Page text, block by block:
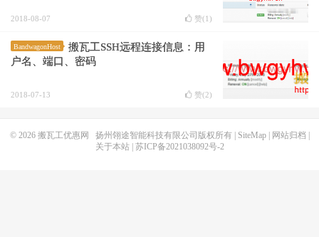
2018-08-07 赞(1 )
BandwagonHost
搬瓦工SSH远程连接信息：用
户名、端口、密码
2018-07-13 赞(2)
© 2026 搬瓦工优惠网 扬州翎途智能科技有限公司版权所有 | SiteMap| 网站归档
关于本站| 苏ICP备2021038092号-2